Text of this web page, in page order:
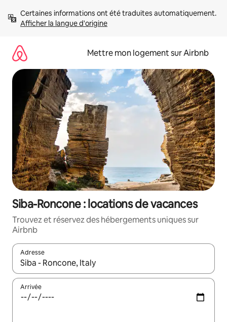
directement
Afficher la langue d'origine
Mettre mon logement sur Airbnb
Siba-Roncone : locations de vacances
Trouvez et réservez des hébergements uniques sur
Airbnb
Adresse
Lorsque les résultats s'affichent, utilisez les flèches vers le
Arrivée